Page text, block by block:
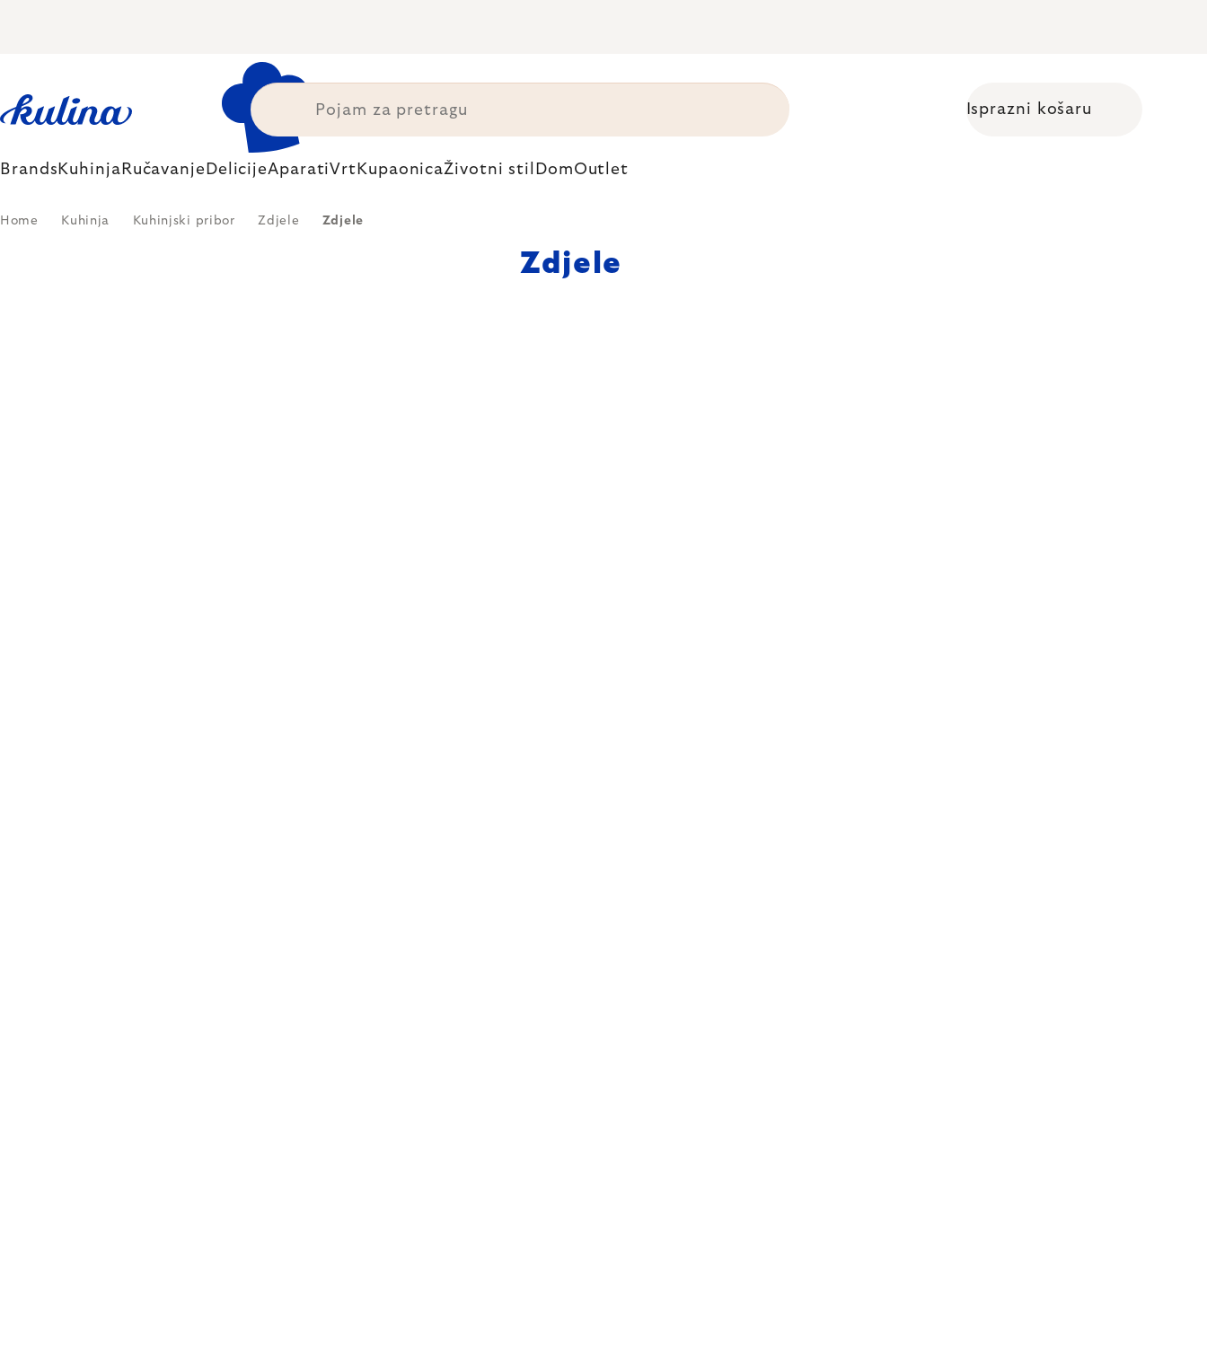
Isprazni košaru
Brands Kuhinja Ručavanje DelicijeAparatiVrt KupaonicaŽivotni stil DomOutlet
Home Kuhinja Kuhinjski pribor Zdjele Zdjele
Zdjele